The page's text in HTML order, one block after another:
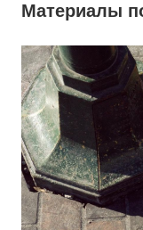
Материалы